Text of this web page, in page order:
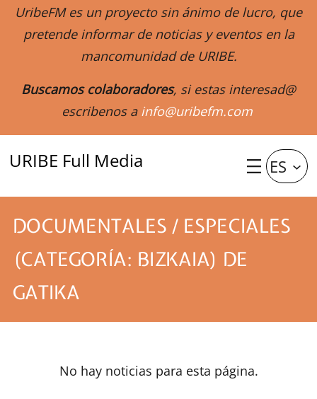
UribeFM es un proyecto sin ánimo de lucro, que
pretende informar de noticias y eventos en la
mancomunidad de URIBE.
Buscamos colaboradores, si estas interesad@
escribenos a info@uribefm.com
URIBE Full Media ES
DOCUMENTALES / ESPECIALES
(CATEGORÍA: BIZKAIA) DE
GATIKA
No hay noticias para esta página.